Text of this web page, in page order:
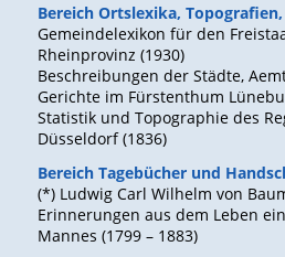
Bereich Ortslexika,
Gemeindelexikon für den
Rheinprovinz (1930)
Beschreibungen der Städte,
Gerichte im Fürstenthum
Statistik und Topographie des
Düsseldorf (1836)
Bereich Tagebücher und
(*) Ludwig Carl Wilhelm von
Erinnerungen aus dem Leben
Mannes (1799 – 1883)